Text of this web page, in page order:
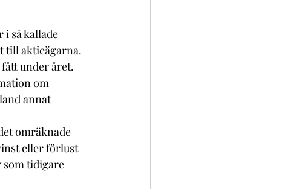
så kallade
till aktieägarna.
under året.
om
annat
omräknade
eller förlust
tidigare